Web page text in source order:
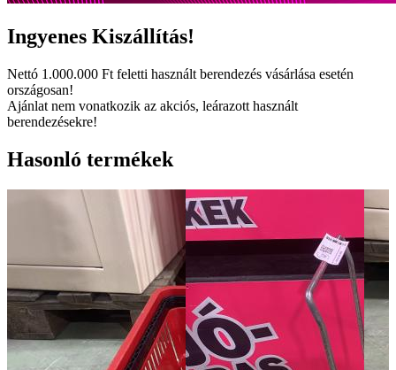
Ingyenes Kiszállítás!
Nettó 1.000.000 Ft feletti használt berendezés vásárlása esetén
országosan!
Ajánlat nem vonatkozik az akciós, leárazott használt
berendezésekre!
Hasonló termékek